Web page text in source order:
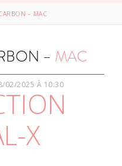
– MAC
– MAC
02/2025 À 10:30
X